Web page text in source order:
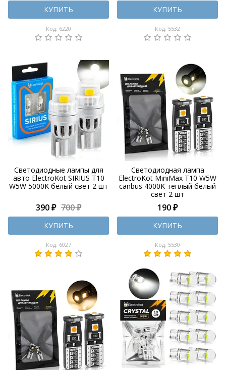
КУПИТЬ
Код: 6220
КУПИТЬ
Код: 5532
Светодиодные лампы для
авто ElectroKot SIRIUS T10
W5W 5000K белый свет 2 шт
390 ₽ 700 ₽
КУПИТЬ
Код: 6027
Светодиодная лампа
ElectroKot MiniMax T10 W5W
canbus 4000K теплый белый
свет 2 шт
190 ₽
КУПИТЬ
Код: 5530